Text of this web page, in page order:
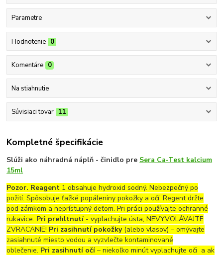
Parametre
Hodnotenie 0
Komentáre 0
Na stiahnutie
Súvisiaci tovar 11
Kompletné špecifikácie
Slúži ako náhradná náplň - činidlo pre Sera Ca-Test kalcium
15ml
Pozor. Reagent 1 obsahuje hydroxid sodný. Nebezpečný po
požití. Spôsobuje ťažké popáleniny pokožky a očí. Regent držte
pod zámkom a neprístupný deťom. Pri práci používajte ochranné
rukavice. Pri prehltnutí - vyplachujte ústa, NEVYVOLÁVAJTE
ZVRACANIE! Pri zasihnutí pokožky (alebo vlasov) – omývajte
zasiahnuté miesto vodou a vyzvlečte kontaminované
oblečenie. Pri zasihnutí očí – niekoľko minút vyplachujte oči a ak